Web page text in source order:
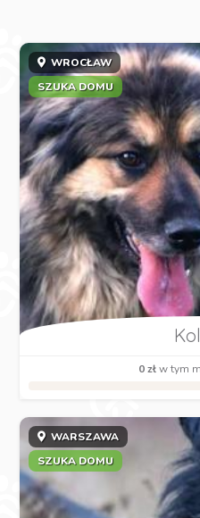
WROCŁAW
SZUKA DOMU
0 złw tym
WARSZAWA
SZUKA DOMU